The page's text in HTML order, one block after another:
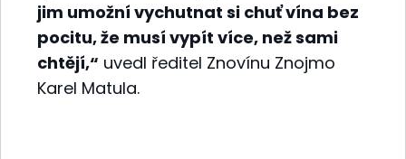
jim umožní vychutnat si chuť vína bez
pocitu, že musí vypít více, než sami
chtějí,“ uvedl ředitel Znovínu Znojmo
Karel Matula.